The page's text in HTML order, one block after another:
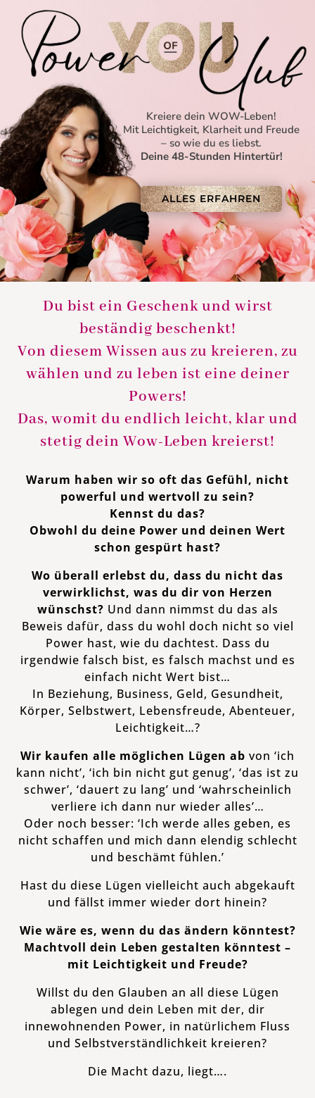
Kreiere dein WOW-Leben!
Mit Leichtigkeit, Klarheit und Freude
– so wie du es liebst.
Deine 48-Stunden Hintertür!
ALLES ERFAHREN
Du bist ein Geschenk und wirst
beständig beschenkt!
Von diesem Wissen aus zu kreieren, zu
wählen und zu leben ist eine deiner
Powers!
Das, womit du endlich leicht, klar und
stetig dein Wow-Leben kreierst!
Warum haben wir so oft das Gefühl, nicht
powerful und wertvoll zu sein?
Kennst du das?
Obwohl du deine Power und deinen Wert
schon gespürt hast?
Wo überall erlebst du, dass du nicht das
verwirklichst, was du dir von Herzen
wünschst? Und dann nimmst du das als
Beweis dafür, dass du wohl doch nicht so viel
Power hast, wie du dachtest. Dass du
irgendwie falsch bist, es falsch machst und es
einfach nicht Wert bist…
In Beziehung, Business, Geld, Gesundheit,
Körper, Selbstwert, Lebensfreude, Abenteuer,
Leichtigkeit…?
Wir kaufen alle möglichen Lügen ab von ‘ich
kann nicht’, ‘ich bin nicht gut genug’, ‘das ist zu
schwer’, ‘dauert zu lang’ und ‘wahrscheinlich
verliere ich dann nur wieder alles’…
Oder noch besser: ‘Ich werde alles geben, es
nicht schaffen und mich dann elendig schlecht
und beschämt fühlen.’
Hast du diese Lügen vielleicht auch abgekauft
und fällst immer wieder dort hinein?
Wie wäre es, wenn du das ändern könntest?
Machtvoll dein Leben gestalten könntest –
mit Leichtigkeit und Freude?
Willst du den Glauben an all diese Lügen
ablegen und dein Leben mit der, dir
innewohnenden Power, in natürlichem Fluss
und Selbstverständlichkeit kreieren?
Die Macht dazu, liegt….